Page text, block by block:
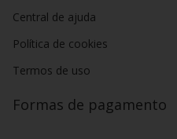
Central de ajuda
Política de cookies
Termos de uso
Formas de pagamento